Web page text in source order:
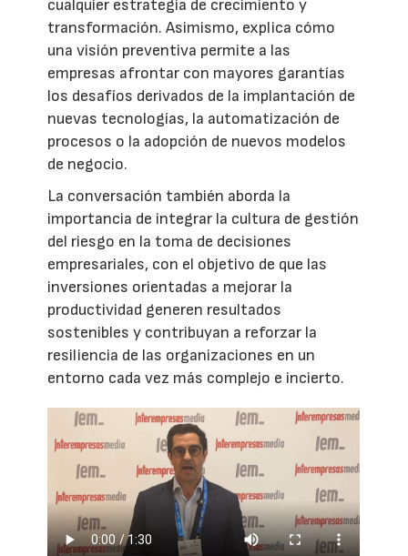
cualquier estrategia de crecimiento y
transformación. Asimismo, explica cómo
una visión preventiva permite a las
empresas afrontar con mayores garantías
los desafíos derivados de la implantación de
nuevas tecnologías, la automatización de
procesos o la adopción de nuevos modelos
de negocio.
La conversación también aborda la
importancia de integrar la cultura de gestión
del riesgo en la toma de decisiones
empresariales, con el objetivo de que las
inversiones orientadas a mejorar la
productividad generen resultados
sostenibles y contribuyan a reforzar la
resiliencia de las organizaciones en un
entorno cada vez más complejo e incierto.